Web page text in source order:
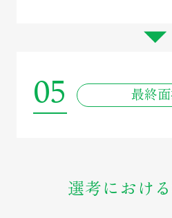
05 最終
選考におけ